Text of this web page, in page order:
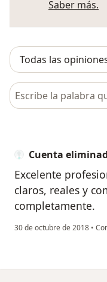
Saber más.
Busca en opiniones
Cuenta
Excelente
claros, reales y
completamente.
30 de octubre de 2018 •